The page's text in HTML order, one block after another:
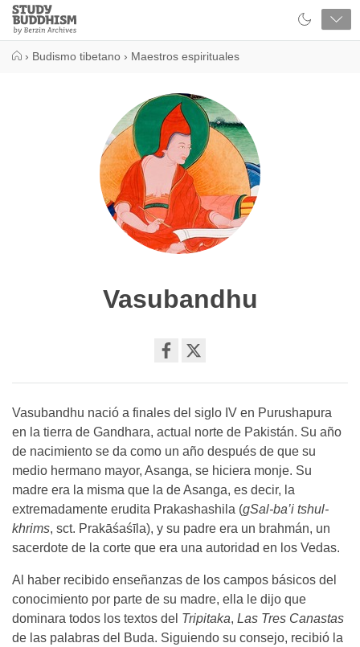
Close
Study
Buddhism
› Budismo tibetano › Maestros espirituales
Vasubandhu
facebook
Vasubandhu nació a finales del siglo IV en Purushapura
en la tierra de Gandhara, actual norte de Pakistán. Su año
de nacimiento se da como un año después de que su
medio hermano mayor, Asanga, se hiciera monje. Su
madre era la misma que la de Asanga, es decir, la
extremadamente erudita Prakashashila (gSal-ba’i tshul-
khrims, sct. Prakāśaśīla), y su padre era un brahmán, un
sacerdote de la corte que era una autoridad en los Vedas.
Al haber recibido enseñanzas de los campos básicos del
conocimiento por parte de su madre, ella le dijo que
dominara todos los textos del Tripitaka, Las Tres Canastas
de las palabras del Buda. Siguiendo su consejo, recibió la